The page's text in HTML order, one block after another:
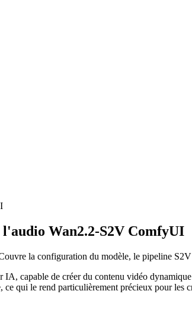
Wan2.2-S2V ComfyUI
la configuration du modèle, le pipeline
capable de créer du contenu vidéo
qui le rend particulièrement précieux pour les